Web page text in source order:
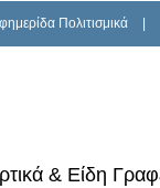
Πολιτισμικά
& Είδη